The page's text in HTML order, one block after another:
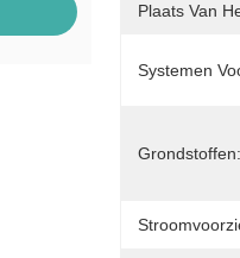
Plaats Van
Systemen
Grondstoffen: